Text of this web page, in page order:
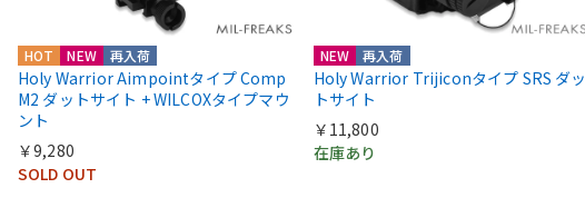
HOT NEW 再入荷
Holy Warrior Aimpointタイプ Comp
M2 ダットサイト + WILCOXタイプマウ
ント
￥9,280
SOLD OUT
NEW 再入荷
Holy Warrior Trijiconタイプ SRS ダッ
トサイト
￥11,800
在庫あり